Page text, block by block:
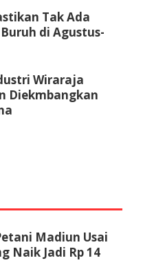
Tak Ada
di Agustus-
Wiraraja
Diekmbangkan
Madiun Usai
Naik Jadi Rp 14